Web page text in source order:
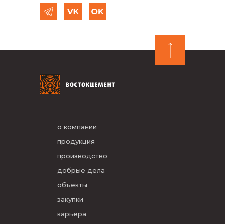
о компании
продукция
производство
добрые дела
объекты
закупки
карьера